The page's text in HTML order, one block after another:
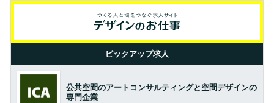
ピックアップ求人
公共空間のアートコンサルティングと空間デザインの
専門企業